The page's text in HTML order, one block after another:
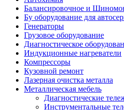
Балансировочное и
Бу оборудование для
Генераторы
Грузовое оборудование
Диагностическое
Индукционные нагреватели
Компрессоры
Кузовной ремонт
Лазерная очистка металла
Металлическая мебель
Диагностические
Инструментальные